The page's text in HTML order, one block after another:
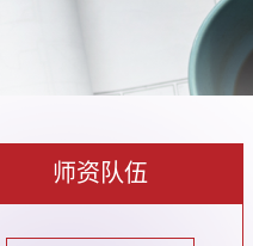
师资队伍